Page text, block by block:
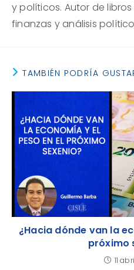
y políticos. Autor de
finanzas y análisis
TAMBIÉN PODRÍA
¿Hacia dónde van la
próximo
11